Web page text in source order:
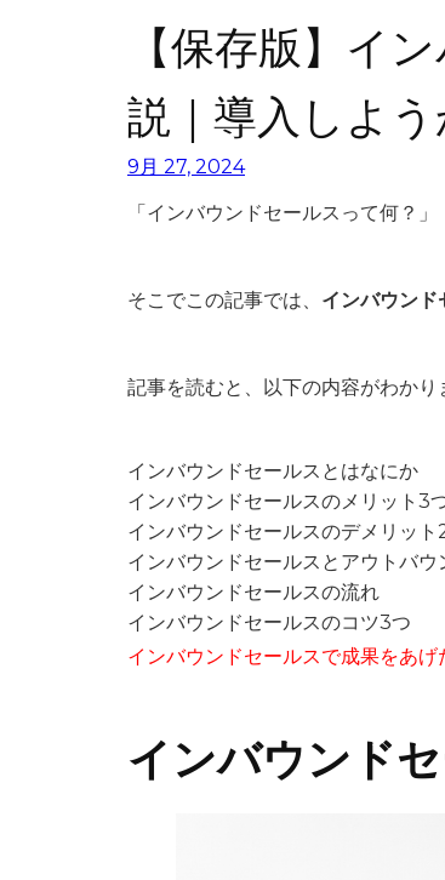
【保存版】イ
説｜導入しよ
9月 27, 2024
「インバウンドセールスって何？ 」
そこでこの記事では、 インバウンド
記事を読むと、以下の内容がわかり
インバウンドセールスとはなにか
インバウンドセールスのメリット3
インバウンドセールスのデメリット
インバウンドセールスとアウトバ
インバウンドセールスの流れ
インバウンドセールスのコツ3つ
インバウンドセールスで成果をあげ
インバウンド